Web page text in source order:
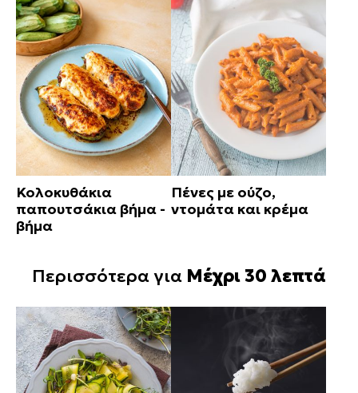
Κολοκυθάκια
παπουτσάκια βήμα -
βήμα
Πένες με ούζο,
ντομάτα και κρέμα
Περισσότερα για Μέχρι 30 λεπτά